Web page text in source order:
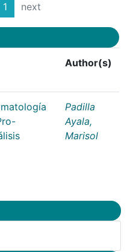
1 next
Author(s)
Padilla
Ayala,
Marisol